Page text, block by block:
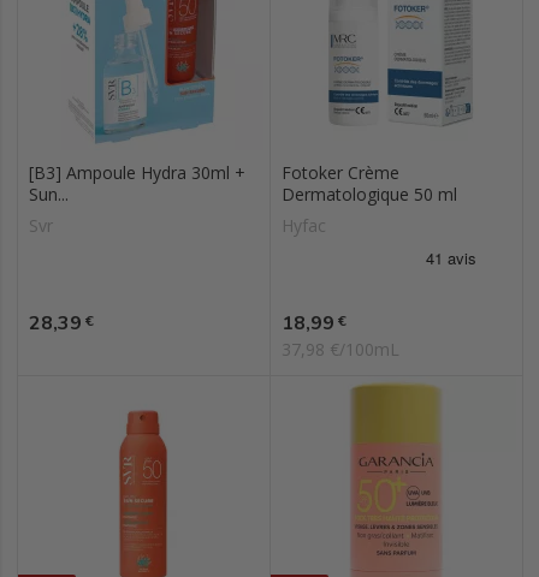
[B3] Ampoule Hydra 30ml +
Sun...
Svr
Prix
28,39 €
Fotoker Crème
Dermatologique 50 ml
Hyfac
Prix
18,99 €
37,98 €/100mL